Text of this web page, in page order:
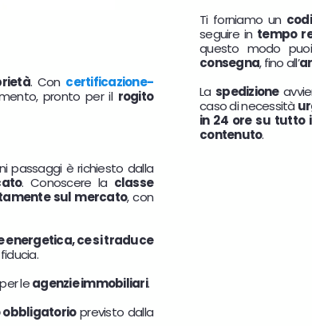
. Con certificazione-
pronto per il rogito
passaggi è richiesto dalla
. Conoscere la classe
sul mercato, con
energetica, ce si traduce
leagenzie immobiliari.
previsto dalla
Ti forniamo un
seguire in tempo
questo modo
consegna, fino all’
Laspedizione
caso di necessità
in 24 ore su tutto
contenuto.